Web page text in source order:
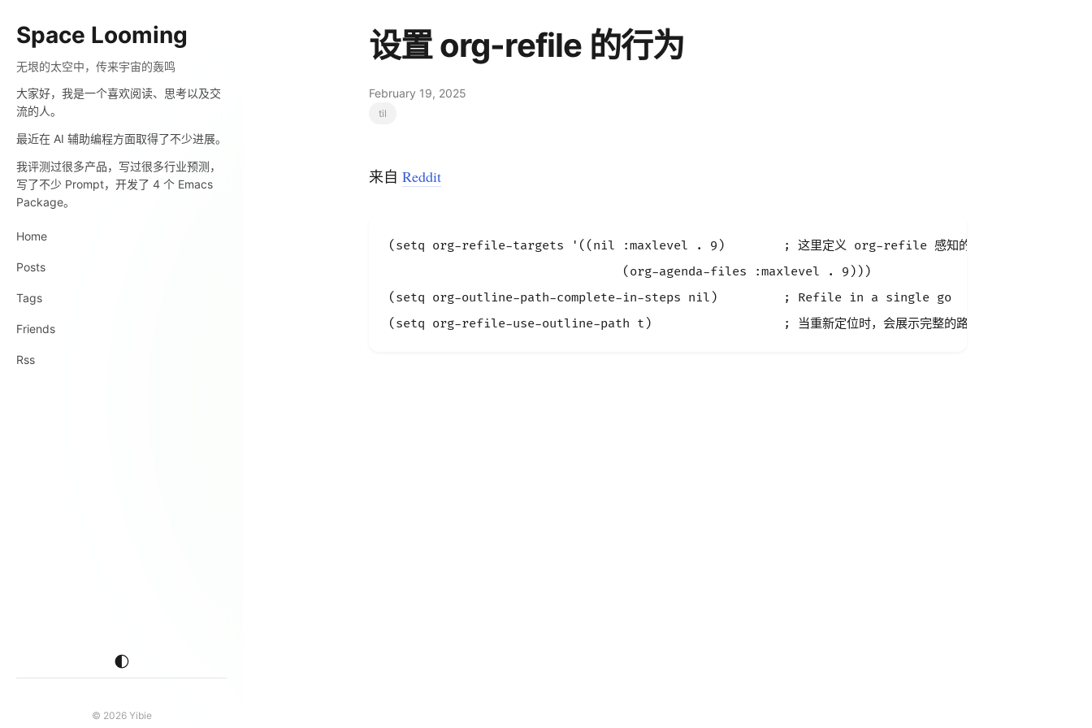
Space Looming
无垠的太空中，传来宇宙的轰鸣
大家好，我是一个喜欢阅读、思考以及交
流的人。
最近在 AI 辅助编程方面取得了不少进展。
我评测过很多产品，写过很多行业预测，
写了不少 Prompt，开发了 4 个 Emacs
Package。
Home
Posts
Tags
Friends
Rss
🌓
© 2026 Yibie
设置 org-refile 的行为
February 19, 2025
til
来自 Reddit
(setq org-refile-targets '((nil :maxlevel . 9)        ; 这里定义 org-refile 感知的 org 标题层级
                                (org-agenda-files :maxlevel . 9)))
(setq org-outline-path-complete-in-steps nil)         ; Refile in a single go